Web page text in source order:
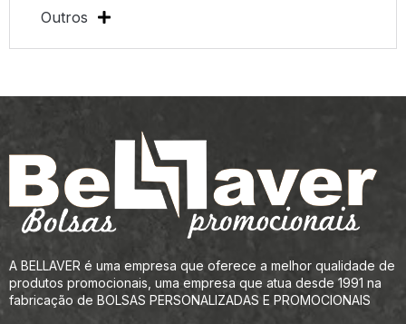
Outros
A BELLAVER é uma empresa que oferece a melhor qualidade de
produtos promocionais, uma empresa que atua desde 1991 na
fabricação de BOLSAS PERSONALIZADAS E PROMOCIONAIS